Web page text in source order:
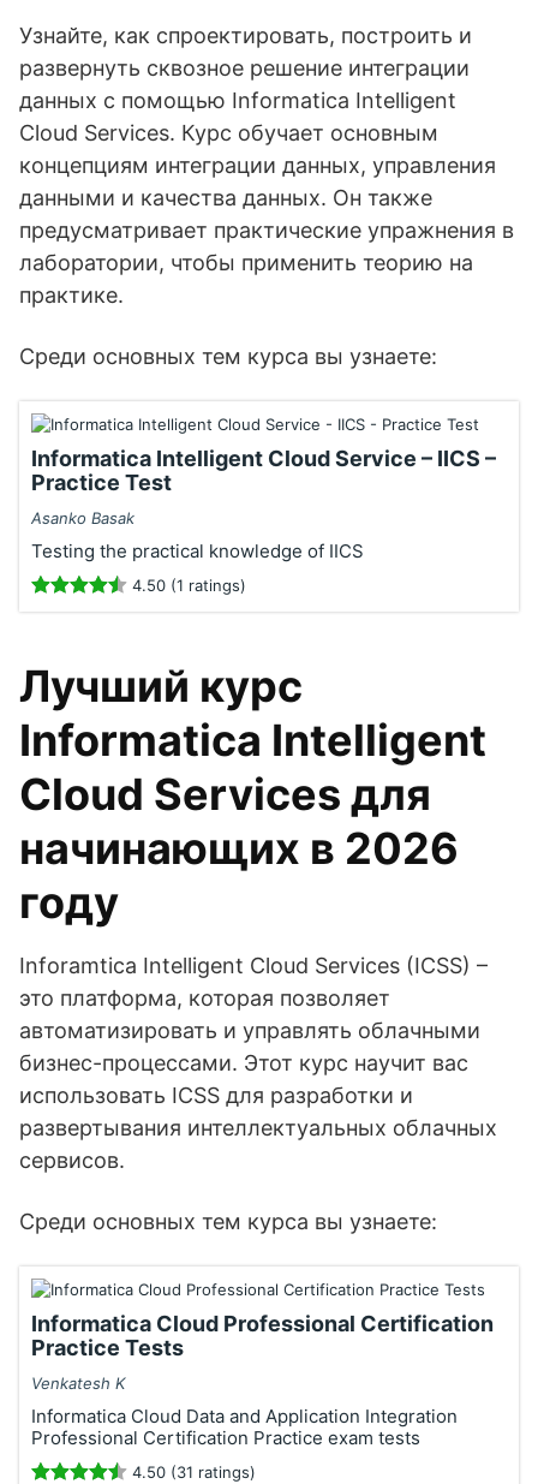
Узнайте, как спроектировать, построить и
развернуть сквозное решение интеграции
данных с помощью Informatica Intelligent
Cloud Services. Курс обучает основным
концепциям интеграции данных, управления
данными и качества данных. Он также
предусматривает практические упражнения в
лаборатории, чтобы применить теорию на
практике.
Среди основных тем курса вы узнаете:
Informatica Intelligent Cloud Service – IICS –
Practice Test
Asanko Basak
Testing the practical knowledge of IICS
4.50 (1 ratings)
Лучший курс
Informatica Intelligent
Cloud Services для
начинающих в 2026
году
Inforamtica Intelligent Cloud Services (ICSS) –
это платформа, которая позволяет
автоматизировать и управлять облачными
бизнес-процессами. Этот курс научит вас
использовать ICSS для разработки и
развертывания интеллектуальных облачных
сервисов.
Среди основных тем курса вы узнаете:
Informatica Cloud Professional Certification
Practice Tests
Venkatesh K
Informatica Cloud Data and Application Integration
Professional Certification Practice exam tests
4.50 (31 ratings)